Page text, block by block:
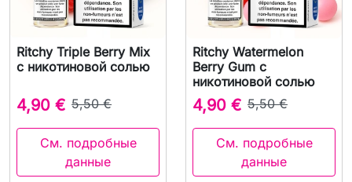
Ritchy Triple Berry Mix
с никотиновой солью
4,90 € 5,50 €
См. подробные
данные
Ritchy Watermelon
Berry Gum с
никотиновой солью
4,90 € 5,50 €
См. подробные
данные